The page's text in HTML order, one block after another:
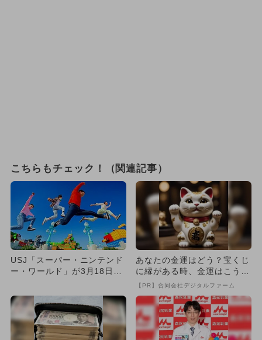
こちらもチェック！（関連記事）
USJ「スーパー・ニンテンド
ー・ワールド」が3月18日に
あなたの金運はどう？宝くじ
に縁がある時、金運はこう変
わる
【PR】合同会社デジタルファーム